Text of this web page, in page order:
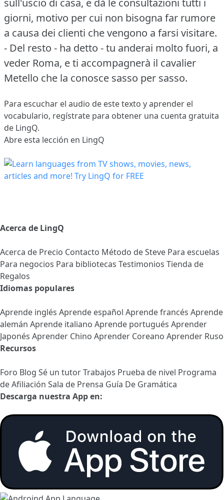
sull'uscio di casa, e dà le consultazioni tutti i
giorni, motivo per cui non bisogna far rumore
a causa dei clienti che vengono a farsi visitare.
- Del resto - ha detto - tu anderai molto fuori, a
veder Roma, e ti accompagnerà il cavalier
Metello che la conosce sasso per sasso.
Para escuchar el audio de este texto y aprender el
vocabulario, regístrate para obtener una cuenta gratuita
de LingQ.
Abre esta lección en LingQ
Acerca de LingQ
Acerca de Precio Contacto Método de Steve Para escuelas
Para negocios Para bibliotecas Testimonios Tienda de
Regalos
Idiomas populares
Aprende inglés Aprende español Aprende francés Aprende
alemán Aprende italiano Aprende portugués Aprender
Japonés Aprender Chino Aprender Coreano Aprender Ruso
Recursos
Foro Blog Sé un tutorTrabajos Prueba de nivel Programa
de Afiliación Sala de Prensa Guía De Gramática
Descarga nuestra App en: